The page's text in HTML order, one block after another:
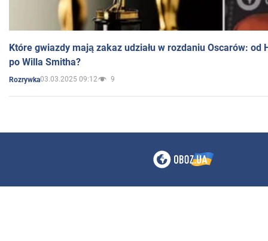
Które gwiazdy mają zakaz udziału w rozdaniu Oscarów: od
po Willa Smitha?
Rozrywka03.03.2025 09:12 9